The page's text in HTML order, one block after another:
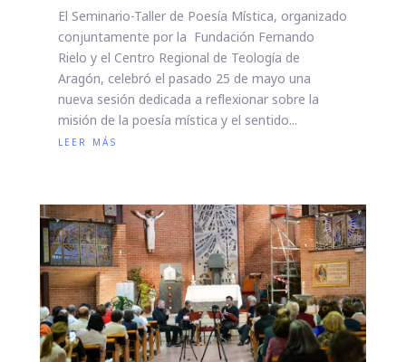
El Seminario-Taller de Poesía Mística, organizado
conjuntamente por la Fundación Fernando
Rielo y el Centro Regional de Teología de
Aragón, celebró el pasado 25 de mayo una
nueva sesión dedicada a reflexionar sobre la
misión de la poesía mística y el sentido...
leer más